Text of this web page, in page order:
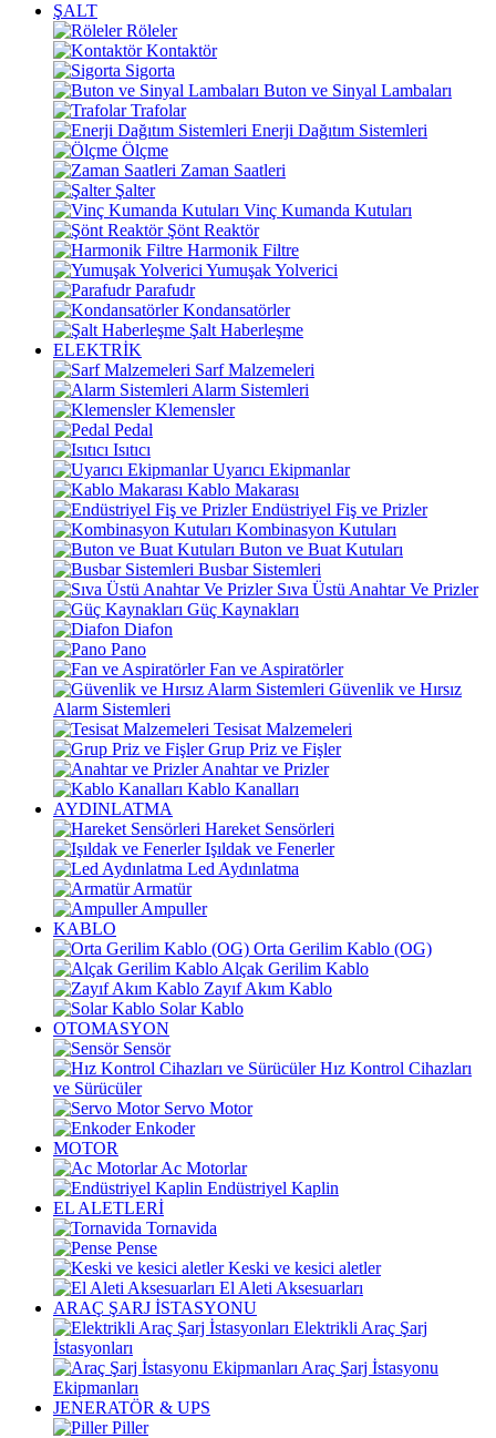
ŞALT
Röleler
Kontaktör
Sigorta
Buton ve Sinyal Lambaları
Trafolar
Enerji Dağıtım Sistemleri
Ölçme
Zaman Saatleri
Şalter
Vinç Kumanda Kutuları
Şönt Reaktör
Harmonik Filtre
Yumuşak Yolverici
Parafudr
Kondansatörler
Şalt Haberleşme
ELEKTRİK
Sarf Malzemeleri
Alarm Sistemleri
Klemensler
Pedal
Isıtıcı
Uyarıcı Ekipmanlar
Kablo Makarası
Endüstriyel Fiş ve Prizler
Kombinasyon Kutuları
Buton ve Buat Kutuları
Busbar Sistemleri
Sıva Üstü Anahtar Ve Prizler
Güç Kaynakları
Diafon
Pano
Fan ve Aspiratörler
Güvenlik ve Hırsız
Alarm Sistemleri
Tesisat Malzemeleri
Grup Priz ve Fişler
Anahtar ve Prizler
Kablo Kanalları
AYDINLATMA
Hareket Sensörleri
Işıldak ve Fenerler
Led Aydınlatma
Armatür
Ampuller
KABLO
Orta Gerilim Kablo (OG)
Alçak Gerilim Kablo
Zayıf Akım Kablo
Solar Kablo
OTOMASYON
Sensör
Hız Kontrol Cihazları
ve Sürücüler
Servo Motor
Enkoder
MOTOR
Ac Motorlar
Endüstriyel Kaplin
EL ALETLERİ
Tornavida
Pense
Keski ve kesici aletler
El Aleti Aksesuarları
ARAÇ ŞARJ İSTASYONU
Elektrikli Araç Şarj
İstasyonları
Araç Şarj İstasyonu
Ekipmanları
JENERATÖR & UPS
Piller